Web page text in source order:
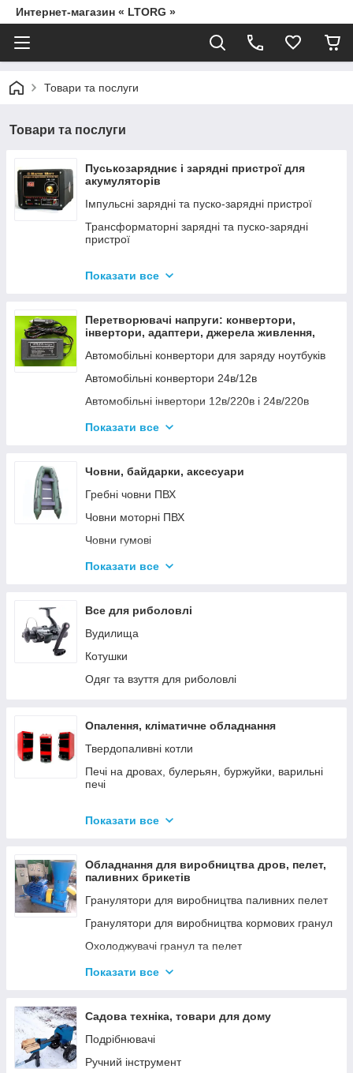
Интернет-магазин « LTORG »
Товари та послуги
Товари та послуги
Пуськозарядниє і зарядні пристрої для
акумуляторів
Імпульсні зарядні та пуско-зарядні пристрої
Трансформаторні зарядні та пуско-зарядні
пристрої
Показати все
Перетворювачі напруги: конвертори,
інвертори, адаптери, джерела живлення,
Автомобільні конвертори для заряду ноутбуків
Автомобільні конвертори 24в/12в
Автомобільні інвертори 12в/220в і 24в/220в
Вольтметры
Показати все
Човни, байдарки, аксесуари
Гребні човни ПВХ
Човни моторні ПВХ
Човни гумові
Надувні байдарки
Тюбінг
Страхувальні жилети
Човники ΩMega
Лодки Grif boat
Показати все
Все для риболовлі
Вудилища
Котушки
Одяг та взуття для риболовлі
Опалення, кліматичне обладнання
Твердопаливні котли
Печі на дровах, булерьян, буржуйки, варильні
печі
Котли електричні
Газові котли
Аксесуари для твердопаливних котлів
Показати все
Обладнання для виробництва дров, пелет,
паливних брикетів
Гранулятори для виробництва паливних пелет
Гранулятори для виробництва кормових гранул
Охолоджувачі гранул та пелет
Подрібнювачі
Дровоколи
Показати все
Садова техніка, товари для дому
Подрібнювачі
Ручний інструмент